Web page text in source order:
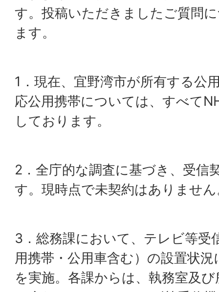
す。投稿いただきましたご質問
ます。
1．現在、宜野湾市が所有する公
応公用携帯については、すべて
しております。
2．全庁的な調査に基づき、受信
す。現時点で未契約はありませ
3．総務課において、テレビ等受
用携帯・公用車含む）の設置状
を実施。各課からは、執務室及